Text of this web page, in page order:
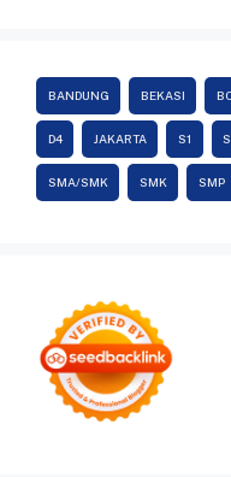
BANDUNG BEKASI
D4 JAKARTA S1
SMA/SMK SMK SMP